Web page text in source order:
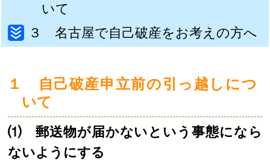
いて
３ 名古屋で自己破産をお考えの方へ
１ 自己破産申立前の引っ越しにつ
いて
⑴ 郵送物が届かないという事態になら
ないようにする